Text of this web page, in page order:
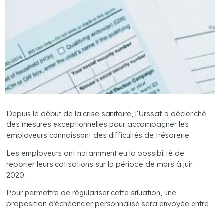
Depuis le début de la crise sanitaire, l‘Urssaf a déclenché
des mesures exceptionnelles pour accompagner les
employeurs connaissant des difficultés de trésorerie.
Les employeurs ont notamment eu la possibilité de
reporter leurs cotisations sur la période de mars à juin
2020.
Pour permettre de régulariser cette situation, une
proposition d’échéancier personnalisé sera envoyée entre